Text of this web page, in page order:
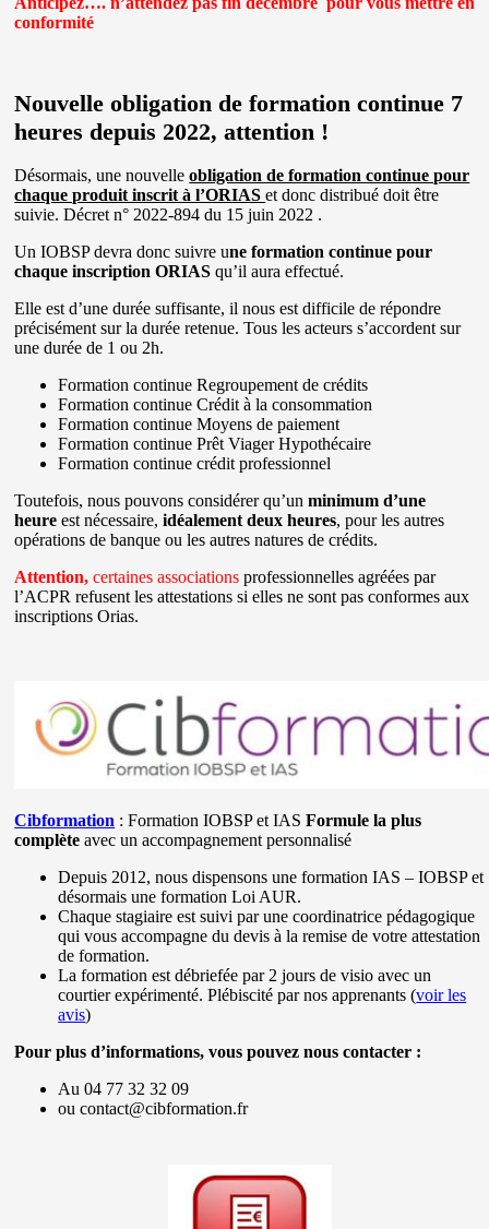
conformité
Nouvelle obligation de formation continue 7
heures depuis 2022, attention !
Désormais, une nouvelleobligation de formation continue pour
chaque produit inscrit à l’ORIASet donc distribué doit être
suivie. Décret n° 2022-894 du 15 juin 2022 .
Un IOBSP devra donc suivre une formation continue pour
chaque inscription ORIAS qu’il aura effectué.
Elle est d’une durée suffisante, il nous est difficile de répondre
précisément sur la durée retenue. Tous les acteurs s’accordent sur
une durée de 1 ou 2h.
Formation continue Regroupement de crédits
Formation continue Crédit à la consommation
Formation continue Moyens de paiement
Formation continue Prêt Viager Hypothécaire
Formation continue crédit professionnel
Toutefois, nous pouvons considérer qu’unminimum d’une
heure est nécessaire,idéalement deux heures, pour les autres
opérations de banque ou les autres natures de crédits.
Attention, certaines associations professionnelles agréées par
l’ACPR refusent les attestations si elles ne sont pas conformes aux
inscriptions Orias.
Cibformation : Formation IOBSP et IASFormule la plus
complète avec un accompagnement personnalisé
Depuis 2012, nous dispensons une formation IAS – IOBSP et
désormais une formation Loi AUR.
Chaque stagiaire est suivi par une coordinatrice pédagogique
qui vous accompagne du devis à la remise de votre attestation
de formation.
La formation est débriefée par 2 jours de visio avec un
courtier expérimenté. Plébiscité par nos apprenants (voir les
avis)
Pour plus d’informations, vous pouvez nous contacter :
Au 04 77 32 32 09
ou contact@cibformation.fr